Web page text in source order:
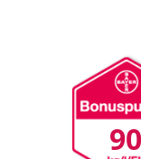
90